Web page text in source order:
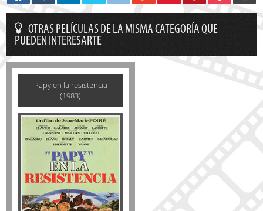
OTRAS PELÍCULAS DE LA MISMA CATEGORÍA QUE
PUEDEN INTERESARTE
Papy en la resistencia
(1983)